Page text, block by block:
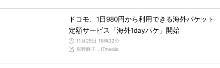
ドコモ、1日980円から利用できる海外パケット
定額サービス「海外1dayパケ」開始
11月25日 16時32分
房野麻子，ITmedia